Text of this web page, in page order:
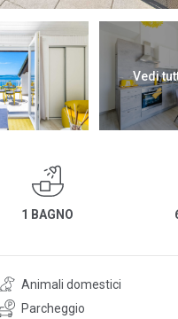
Vedi
1 BAGNO
Animali domestici
Parcheggio